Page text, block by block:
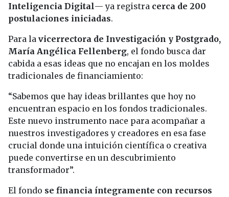
Inteligencia Digital— ya registra cerca de 200
postulaciones iniciadas.
Para la vicerrectora de Investigación y Postgrado,
María Angélica Fellenberg, el fondo busca dar
cabida a esas ideas que no encajan en los moldes
tradicionales de financiamiento:
“Sabemos que hay ideas brillantes que hoy no
encuentran espacio en los fondos tradicionales.
Este nuevo instrumento nace para acompañar a
nuestros investigadores y creadores en esa fase
crucial donde una intuición científica o creativa
puede convertirse en un descubrimiento
transformador”.
El fondo se financia íntegramente con recursos